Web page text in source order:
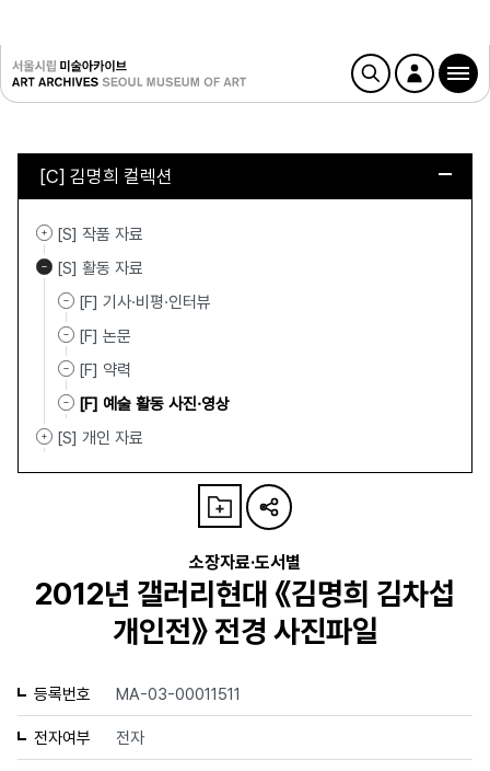
[C] 김명희 컬렉션
[S] 작품 자료
[S] 활동 자료
[F] 기사·비평·인터뷰
[F] 논문
[F] 약력
[F] 예술 활동 사진·영상
[S] 개인 자료
소장자료·도서별
2012년 갤러리현대 《김명희 김차섭
개인전》 전경 사진파일
등록번호 MA-03-00011511
전자여부 전자